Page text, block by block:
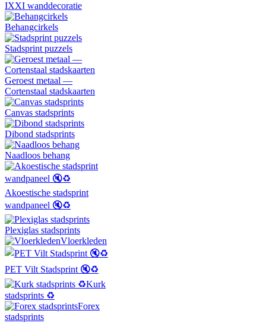
IXXI wanddecoratie
Behangcirkels
Stadsprint puzzels
Geroest metaal —
Cortenstaal stadskaarten
Canvas stadsprints
Dibond stadsprints
Naadloos behang
Akoestische stadsprint
wandpaneel 🔇♻️
Plexiglas stadsprints
Vloerkleden
PET Vilt Stadsprint 🔇♻️
Kurk
stadsprints ♻️
Forex
stadsprints